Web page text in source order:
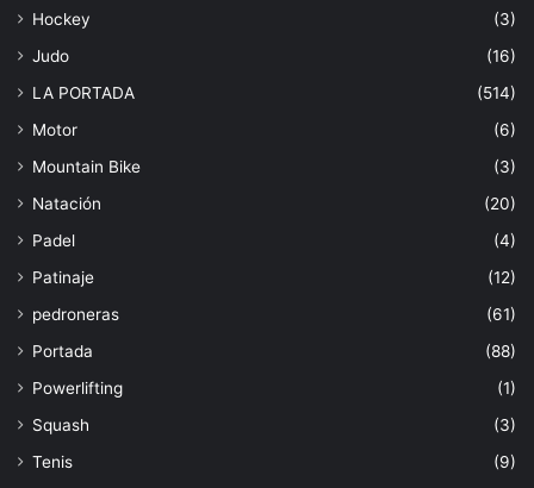
Hockey
(3)
Judo
(16)
LA PORTADA
(514)
Motor
(6)
Mountain Bike
(3)
Natación
(20)
Padel
(4)
Patinaje
(12)
pedroneras
(61)
Portada
(88)
Powerlifting
(1)
Squash
(3)
Tenis
(9)